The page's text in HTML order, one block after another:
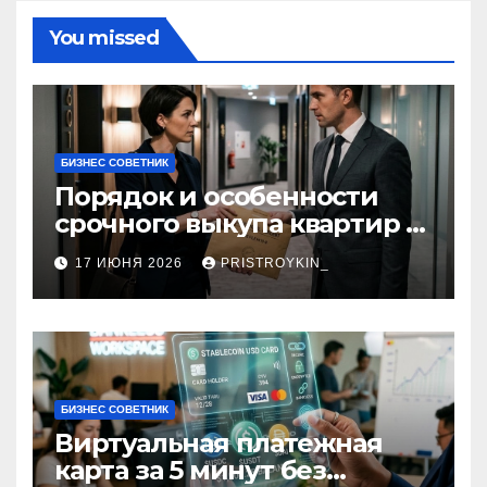
You missed
БИЗНЕС СОВЕТНИК
Порядок и особенности
срочного выкупа квартир в
срок 1–3 дня
17 ИЮНЯ 2026 PRISTROYKIN_
БИЗНЕС СОВЕТНИК
Виртуальная платежная
карта за 5 минут без